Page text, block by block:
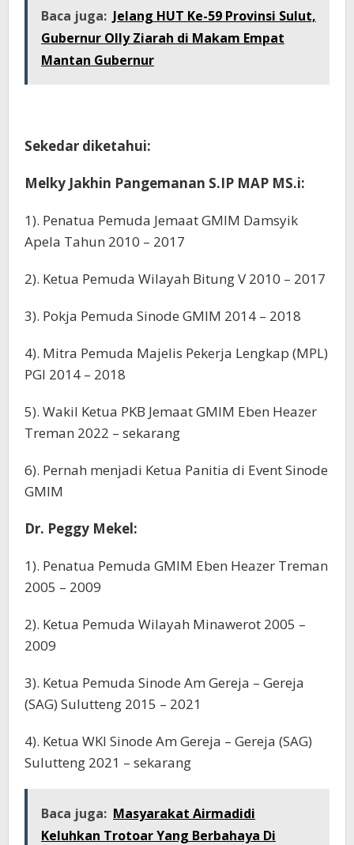
Baca juga: Jelang HUT Ke-59 Provinsi Sulut,
Gubernur Olly Ziarah di Makam Empat
Mantan Gubernur
Sekedar diketahui:
Melky Jakhin Pangemanan S.IP MAP MS.i:
1). Penatua Pemuda Jemaat GMIM Damsyik
Apela Tahun 2010 – 2017
2). Ketua Pemuda Wilayah Bitung V 2010 – 2017
3). Pokja Pemuda Sinode GMIM 2014 – 2018
4). Mitra Pemuda Majelis Pekerja Lengkap (MPL)
PGI 2014 – 2018
5). Wakil Ketua PKB Jemaat GMIM Eben Heazer
Treman 2022 – sekarang
6). Pernah menjadi Ketua Panitia di Event Sinode
GMIM
Dr. Peggy Mekel:
1). Penatua Pemuda GMIM Eben Heazer Treman
2005 – 2009
2). Ketua Pemuda Wilayah Minawerot 2005 –
2009
3). Ketua Pemuda Sinode Am Gereja – Gereja
(SAG) Sulutteng 2015 – 2021
4). Ketua WKI Sinode Am Gereja – Gereja (SAG)
Sulutteng 2021 – sekarang
Baca juga: Masyarakat Airmadidi
Keluhkan Trotoar Yang Berbahaya Di